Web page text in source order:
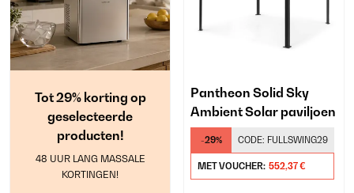
Tot 29% korting op
geselecteerde
producten!
48 UUR LANG MASSALE
KORTINGEN!
Pantheon Solid Sky
Ambient Solar paviljoen
-29% CODE: FULLSWING29
MET VOUCHER: 552,37 €